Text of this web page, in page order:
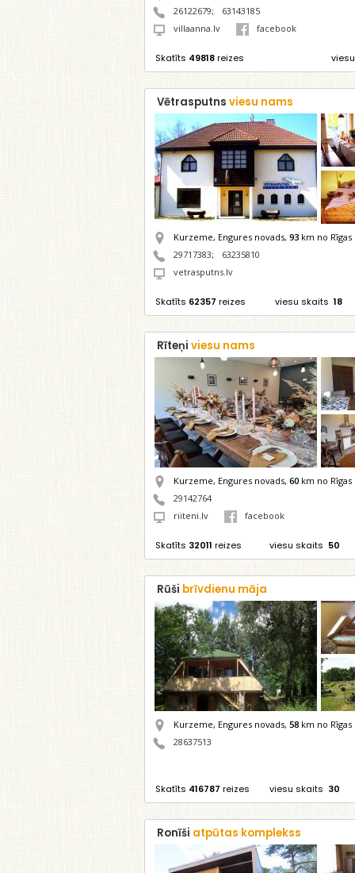
26122679;
63143185
villaanna.lv
facebook
Skatīts 49818reizes
Vētrasputns viesu nams
Kurzeme, Engures novads, 93 km no Rīgas
29717383;
63235810
vetrasputns.lv
Skatīts 62357 reizes viesu skaits 18
Rīteņi viesu nams
Kurzeme, Engures novads, 60 km no Rīgas
29142764
riiteni.lv
facebook
Skatīts 32011 reizes viesu skaits 50
Rūši brīvdienu māja
Kurzeme, Engures novads, 58 km no Rīgas
28637513
Skatīts 416787 reizes viesu skaits 30
Ronīši atpūtas komplekss